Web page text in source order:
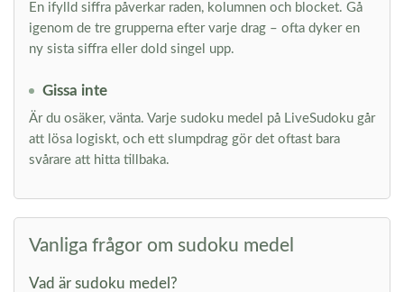
En ifylld siffra påverkar raden, kolumnen och blocket. Gå
igenom de tre grupperna efter varje drag – ofta dyker en
ny sista siffra eller dold singel upp.
Gissa inte
Är du osäker, vänta. Varje sudoku medel på LiveSudoku går
att lösa logiskt, och ett slumpdrag gör det oftast bara
svårare att hitta tillbaka.
Vanliga frågor om sudoku medel
Vad är sudoku medel?